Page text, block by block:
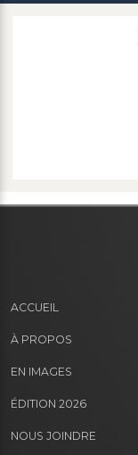
ACCUEIL
À PROPOS
EN IMAGES
ÉDITION 2026
NOUS JOINDRE